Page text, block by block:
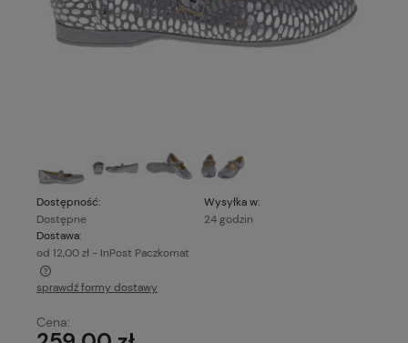
Dostępność:
Dostępne
Wysyłka w:
24 godzin
Dostawa:
od 12,00 zł - InPost Paczkomat
Cena nie zawiera ewentualnych kosztów płatności
sprawdź formy dostawy
Cena: